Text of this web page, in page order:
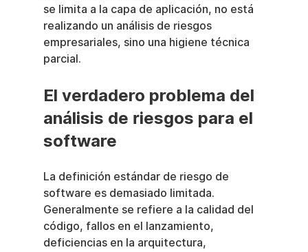
se limita a la capa de aplicación, no está
realizando un análisis de riesgos
empresariales, sino una higiene técnica
parcial.
El verdadero problema del
análisis de riesgos para el
software
La definición estándar de riesgo de
software es demasiado limitada.
Generalmente se refiere a la calidad del
código, fallos en el lanzamiento,
deficiencias en la arquitectura,